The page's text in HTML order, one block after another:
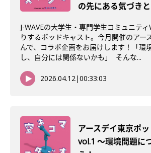
の先にある気づき
J-WAVEの大学生・専門学生コミュニテ
りするポッドキャスト。今月開催のアー
んで、コラボ企画をお届けします！「環
し、自分には関係ないかも」 そんな...
2026.04.12|00:33:03
アースデイ東京ポ
vol.1 〜環境問題に